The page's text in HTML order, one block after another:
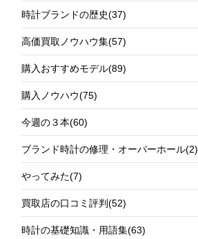
時計ブランドの歴史(37)
高価買取ノウハウ集(57)
購入おすすめモデル(89)
購入ノウハウ(75)
今週の３本(60)
ブランド時計の修理・オーバーホール(2)
やってみた(7)
買取店の口コミ評判(52)
時計の基礎知識・用語集(63)